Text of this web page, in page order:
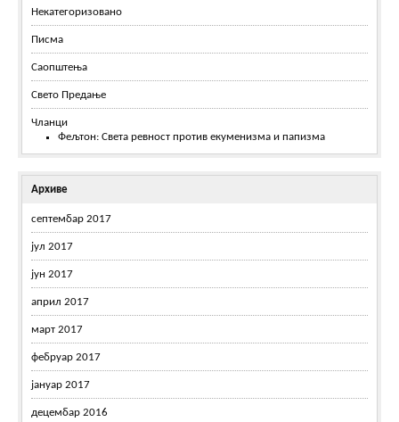
Некатегоризовано
Писма
Саопштења
Свето Предање
Чланци
Фељтон: Света ревност против екуменизма и папизма
Архиве
септембар 2017
јул 2017
јун 2017
април 2017
март 2017
фебруар 2017
јануар 2017
децембар 2016